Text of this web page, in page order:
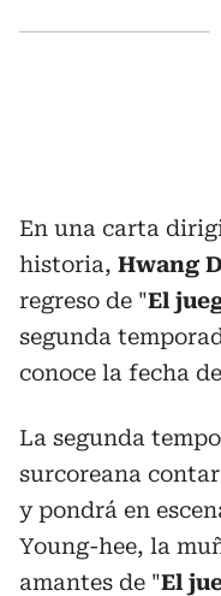
En una carta
historia, Hwang
regreso de "El
segunda
conoce la fecha
La segunda
surcoreana
y pondrá en
Young-hee, la
amantes de "El